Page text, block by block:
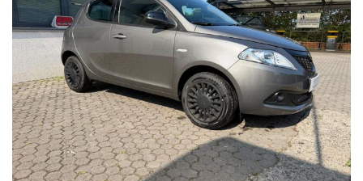
Lavorando su diversi portali di comparazione annunci e
gestendo tutto tramite un unico sistema di multi-
pubblicazione, nonostante l’attenzione con la quale
cerchiamo di verificare i nostri annunci di vendita, vi
potrebbero essere involontarie incongruenze circa le
dotazioni e gli accessori della vettura, pertanto, che non
rappresentano vincolo contrattuale. Invitiamo pertanto la
gentile clientela a verificare l'equipaggiamento dell’auto
insieme a un Consulente commerciale per fugare eventuali
dubbi circa la dotazione dell’auto inserzionata.